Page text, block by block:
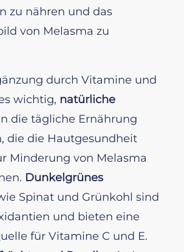
zu nähren und das
von Melasma zu
durch Vitamine und
wichtig, natürliche
die tägliche Ernährung
die die Hautgesundheit
Minderung von Melasma
Dunkelgrünes
Spinat und Grünkohl sind
und bieten eine
für Vitamine C und E.